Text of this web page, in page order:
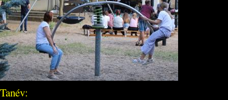
Tanév: